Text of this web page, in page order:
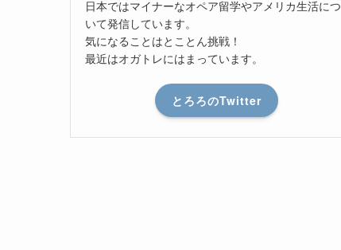
日本ではマイナーなオペア留学やアメリカ生活につ
いて発信しています。
気になることはとことん挑戦！
最近はオガトレにはまっています。
とろろのTwitter